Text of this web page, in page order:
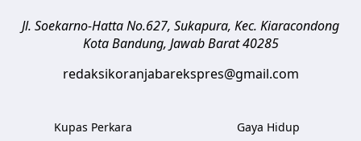
Jl. Soekarno-Hatta No.627, Sukapura, Kec. Kiaracondong
Kota Bandung, Jawab Barat 40285
redaksikoranjabarekspres@gmail.com
Kupas Perkara Gaya Hidup